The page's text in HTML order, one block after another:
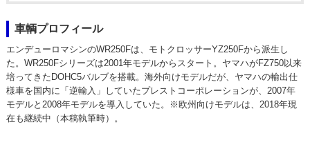
車輌プロフィール
エンデューロマシンのWR250Fは、モトクロッサーYZ250Fから派生し
た。WR250Fシリーズは2001年モデルからスタート。ヤマハがFZ750以来
培ってきたDOHC5バルブを搭載。海外向けモデルだが、ヤマハの輸出仕
様車を国内に「逆輸入」していたプレストコーポレーションが、2007年
モデルと2008年モデルを導入していた。※欧州向けモデルは、2018年現
在も継続中（本稿執筆時）。